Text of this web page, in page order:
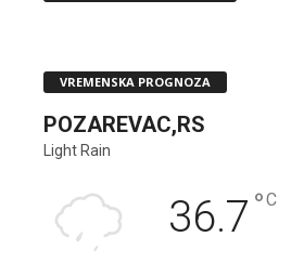
VREMENSKA PROGNOZA
POZAREVAC,RS
Light Rain
36.7 °C